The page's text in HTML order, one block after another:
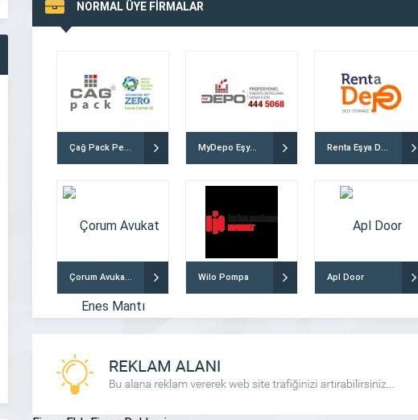
Ucg Makina
Modern inşaat sektörü, iş makinaları olmadan
düşünülemez hale gelmiştir. Bu güçlü makineler,
inşaat projelerinin hızla ve verimli bir şekilde
verimliliğini ve dayanıklılığını sürdürebilmeleri için
düzenli bakım ve yedek parça ihtiyacı vardır.
Ankara’nın inşaat sektöründeki büyümesi ve
gelişimi, iş makinası yedek parça tedarikçileri
FİRMAYI DETAYLI İNCELE
Emre Teknoloji
Gazimağusa merkezli bir telefon ağırlıklı
mağazasıdır. Misyonumuz,
Kuruluşumuzdan bugüne, kaliteli
anlayışımız ve müşteri memnuniyetine
NORMAL ÜYE FİRMALAR
Çağ Pack Petek Kutu Çözümleri MyDepo Eşya Depolama Renta Eşya Depolama
Çorum Avukat Enes Mantı Wilo Pompa Apl Door